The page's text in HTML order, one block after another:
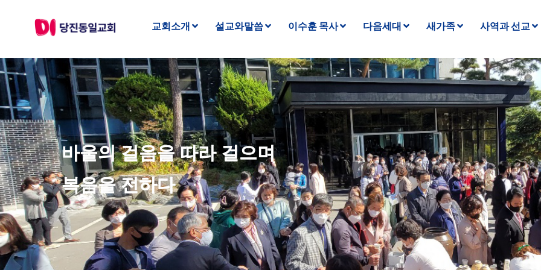
교회소개 설교와말씀 이수훈 목사 다음세대 새가족 사역과 선교
바울의 걸음을 따라 걸으며
복음을 전하다